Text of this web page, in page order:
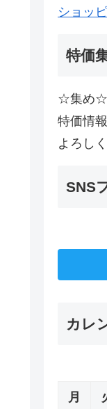
ショッ
特価
☆集め☆
特価情
よろし
SNS
カレ
月